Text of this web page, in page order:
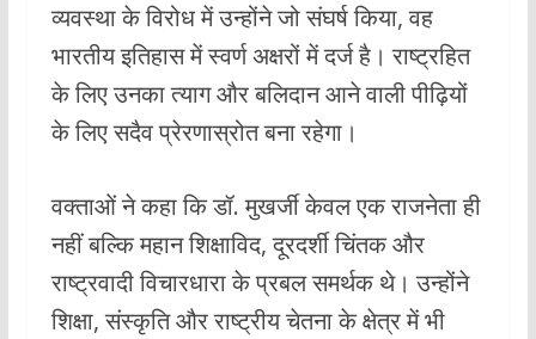
व्यवस्था के विरोध में उन्होंने जो संघर्ष किया, वह
भारतीय इतिहास में स्वर्ण अक्षरों में दर्ज है। राष्ट्रहित
के लिए उनका त्याग और बलिदान आने वाली पीढ़ियों
के लिए सदैव प्रेरणास्रोत बना रहेगा।
वक्ताओं ने कहा कि डॉ. मुखर्जी केवल एक राजनेता ही
नहीं बल्कि महान शिक्षाविद, दूरदर्शी चिंतक और
राष्ट्रवादी विचारधारा के प्रबल समर्थक थे। उन्होंने
शिक्षा, संस्कृति और राष्ट्रीय चेतना के क्षेत्र में भी